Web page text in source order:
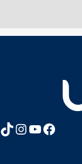
TikTok InstagramYouTube Facebook